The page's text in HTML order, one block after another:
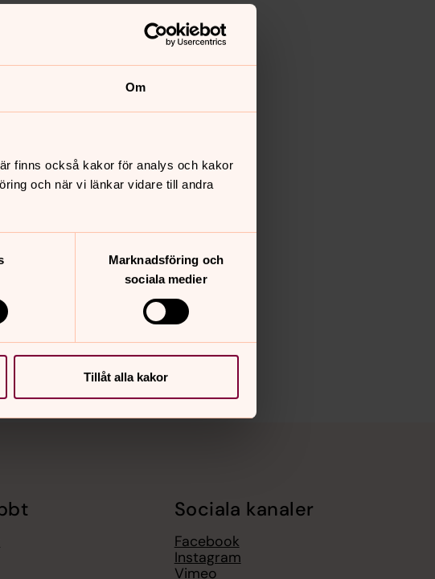
Om
finns också kakor för analys och kakor
och när vi länkar vidare till andra
Marknadsföring och
sociala medier
Tillåt alla kakor
Sociala kanaler
Facebook
Instagram
Vimeo